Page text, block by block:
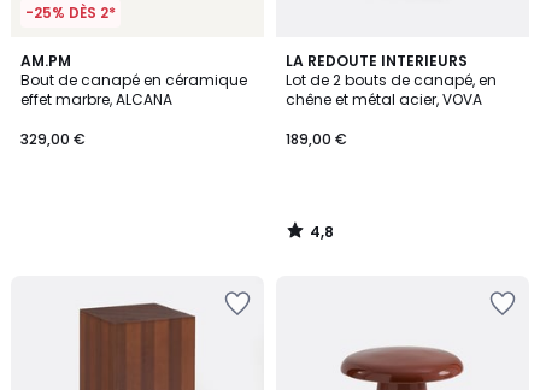
-25% DÈS 2*
AM.PM
Bout de canapé en céramique
effet marbre, ALCANA
329,00 €
LA REDOUTE INTERIEURS
Lot de 2 bouts de canapé, en
chêne et métal acier, VOVA
189,00 €
4,8
/ 5
4,8
/